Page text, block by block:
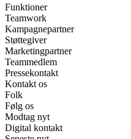
Funktioner
Teamwork
Kampagnepartner
Støttegiver
Marketingpartner
Teammedlem
Pressekontakt
Kontakt os
Folk
Følg os
Modtag nyt
Digital kontakt